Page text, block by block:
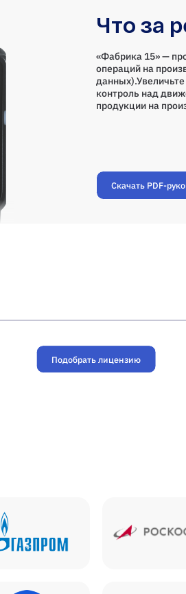
Что за
«Фабрика 15» —
операций на
контроль над
продукции на
Скачать PDF-
Подобрать лицензию